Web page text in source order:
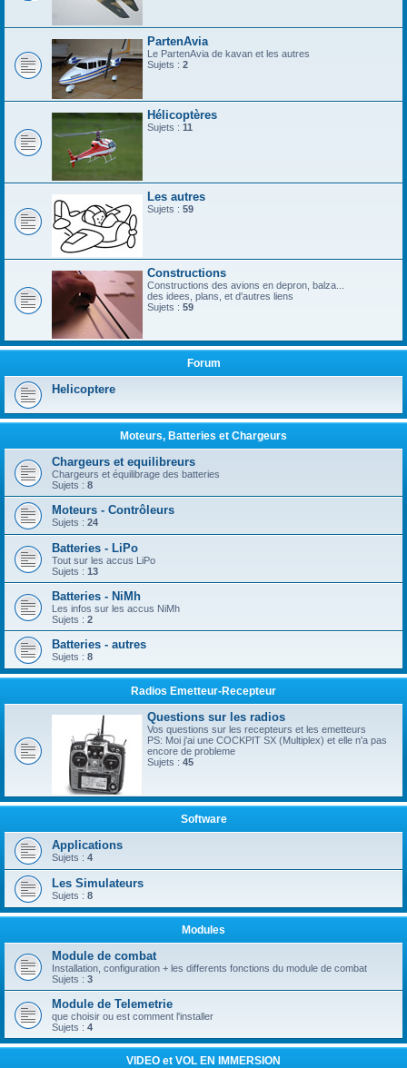
PartenAvia
Le PartenAvia de kavan et les autres
Sujets : 2
Hélicoptères
Sujets : 11
Les autres
Sujets : 59
Constructions
Constructions des avions en depron, balza...
des idees, plans, et d'autres liens
Sujets : 59
Forum
Helicoptere
Moteurs, Batteries et Chargeurs
Chargeurs et equilibreurs
Chargeurs et équilibrage des batteries
Sujets : 8
Moteurs - Contrôleurs
Sujets : 24
Batteries - LiPo
Tout sur les accus LiPo
Sujets : 13
Batteries - NiMh
Les infos sur les accus NiMh
Sujets : 2
Batteries - autres
Sujets : 8
Radios Emetteur-Recepteur
Questions sur les radios
Vos questions sur les recepteurs et les emetteurs
PS: Moi j'ai une COCKPIT SX (Multiplex) et elle n'a pas
encore de probleme
Sujets : 45
Software
Applications
Sujets : 4
Les Simulateurs
Sujets : 8
Modules
Module de combat
Installation, configuration + les differents fonctions du module de combat
Sujets : 3
Module de Telemetrie
que choisir ou est comment l'installer
Sujets : 4
VIDEO et VOL EN IMMERSION